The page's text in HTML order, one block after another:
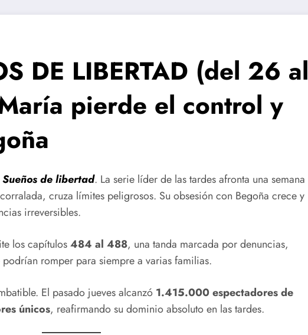
DE LIBERTAD (del 26 al
pierde el control y
Sueños de libertad. La serie líder de las tardes afronta una semana
cruza límites peligrosos. Su obsesión con Begoña crece y
irreversibles.
los capítulos484 al 488, una tanda marcada por denuncias,
romper para siempre a varias familias.
El pasado jueves alcanzó 1.415.000 espectadores de
únicos, reafirmando su dominio absoluto en las tardes.